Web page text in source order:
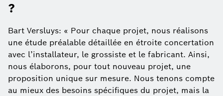
?
Bart Versluys: « Pour chaque projet, nous réalisons
une étude préalable détaillée en étroite concertation
avec l’installateur, le grossiste et le fabricant. Ainsi,
nous élaborons, pour tout nouveau projet, une
proposition unique sur mesure. Nous tenons compte
au mieux des besoins spécifiques du projet, mais la